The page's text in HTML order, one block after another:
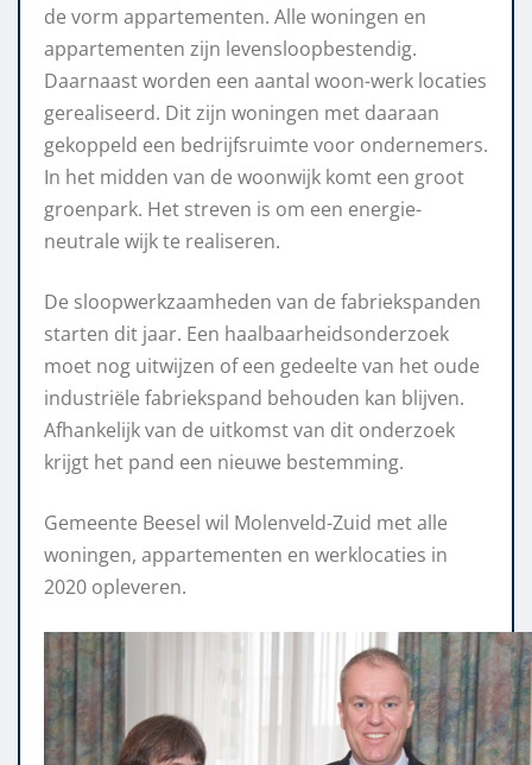
de vorm appartementen. Alle woningen en
appartementen zijn levensloopbestendig.
Daarnaast worden een aantal woon-werk locaties
gerealiseerd. Dit zijn woningen met daaraan
gekoppeld een bedrijfsruimte voor ondernemers.
In het midden van de woonwijk komt een groot
groenpark. Het streven is om een energie-
neutrale wijk te realiseren.
De sloopwerkzaamheden van de fabriekspanden
starten dit jaar. Een haalbaarheidsonderzoek
moet nog uitwijzen of een gedeelte van het oude
industriële fabriekspand behouden kan blijven.
Afhankelijk van de uitkomst van dit onderzoek
krijgt het pand een nieuwe bestemming.
Gemeente Beesel wil Molenveld-Zuid met alle
woningen, appartementen en werklocaties in
2020 opleveren.